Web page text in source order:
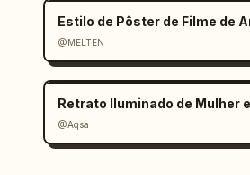
rodapé em chinês: "更
escura escrito
emblemas/ícones de
elementos do
Estilo visual: Pôster
Estilo de Pôster de Filme de
@MELTEN
Retrato Iluminado de Mulher
@Aqsa